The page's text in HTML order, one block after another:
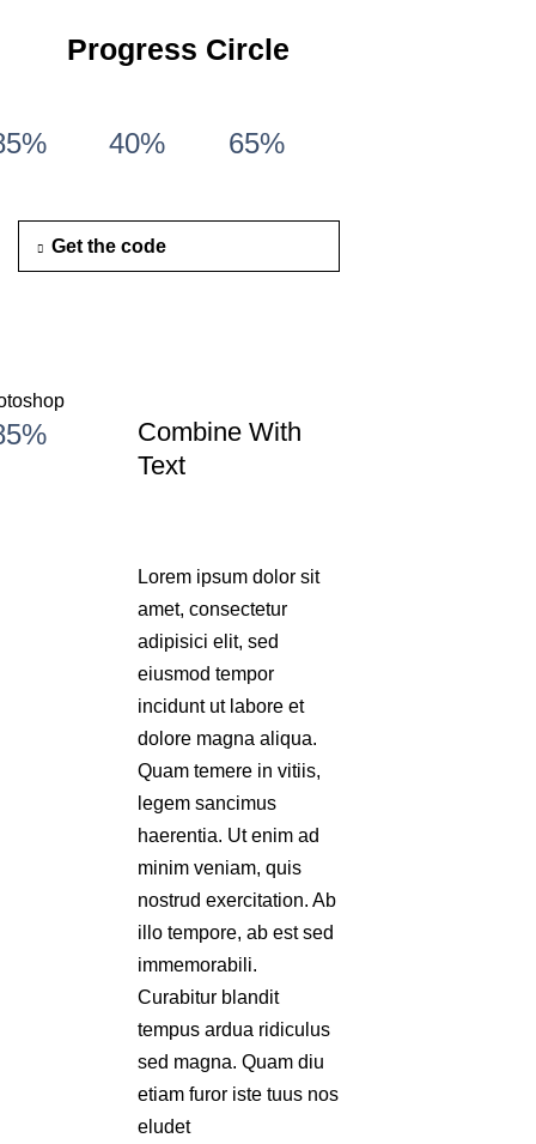
Progress Circle
40% 65%
Get the code
Combine With
Text
Lorem ipsum dolor sit
amet, consectetur
adipisici elit, sed
eiusmod tempor
incidunt ut labore et
dolore magna aliqua.
Quam temere in vitiis,
legem sancimus
haerentia. Ut enim ad
minim veniam, quis
nostrud exercitation. Ab
illo tempore, ab est sed
immemorabili.
Curabitur blandit
tempus ardua ridiculus
sed magna. Quam diu
etiam furor iste tuus nos
eludet